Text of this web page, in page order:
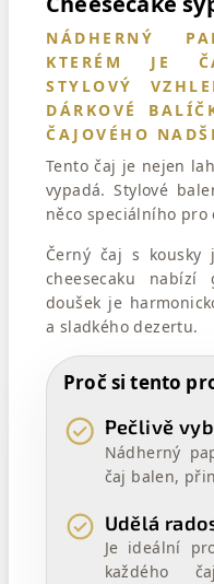
NÁDHERNÝ
KTERÉM JE
STYLOVÝ
DÁRKOVÉ
ČAJOVÉHO
Tento čaj je nejen
vypadá. Stylové
něco speciálního
Černý čaj s kousky
cheesecaku nabízí
doušek je
a sladkého dezertu.
Proč si tento
Pečlivě
Nádherný
čaj balen,
Udělá
Je ideální
každého